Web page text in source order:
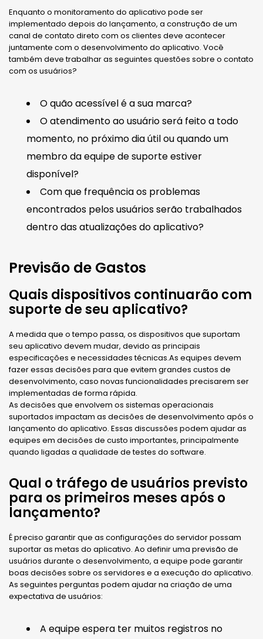
Enquanto o monitoramento do aplicativo pode ser
implementado depois do lançamento, a construção de um
canal de contato direto com os clientes deve acontecer
juntamente com o desenvolvimento do aplicativo. Você
também deve trabalhar as seguintes questões sobre o contato
com os usuários?
O quão acessível é a sua marca?
O atendimento ao usuário será feito a todo
momento, no próximo dia útil ou quando um
membro da equipe de suporte estiver
disponível?
Com que frequência os problemas
encontrados pelos usuários serão trabalhados
dentro das atualizações do aplicativo?
Previsão de Gastos
Quais dispositivos continuarão com
suporte de seu aplicativo?
A medida que o tempo passa, os dispositivos que suportam
seu aplicativo devem mudar, devido as principais
especificações e necessidades técnicas.As equipes devem
fazer essas decisões para que evitem grandes custos de
desenvolvimento, caso novas funcionalidades precisarem ser
implementadas de forma rápida.
As decisões que envolvem os sistemas operacionais
suportados impactam as decisões de desenvolvimento após o
lançamento do aplicativo. Essas discussões podem ajudar as
equipes em decisões de custo importantes, principalmente
quando ligadas a qualidade de testes do software.
Qual o tráfego de usuários previsto
para os primeiros meses após o
lançamento?
É preciso garantir que as configurações do servidor possam
suportar as metas do aplicativo. Ao definir uma previsão de
usuários durante o desenvolvimento, a equipe pode garantir
boas decisões sobre os servidores e a execução do aplicativo.
As seguintes perguntas podem ajudar na criação de uma
expectativa de usuários:
A equipe espera ter muitos registros no